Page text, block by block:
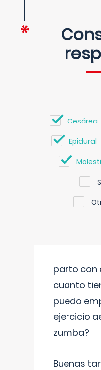
Cesárea
Epidural
parto con
cuanto
puedo
ejercicio
zumba?
Buenas